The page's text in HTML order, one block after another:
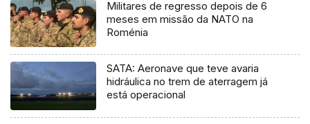
Militares de regresso depois de 6
meses em missão da NATO na
Roménia
SATA: Aeronave que teve avaria
hidráulica no trem de aterragem já
está operacional